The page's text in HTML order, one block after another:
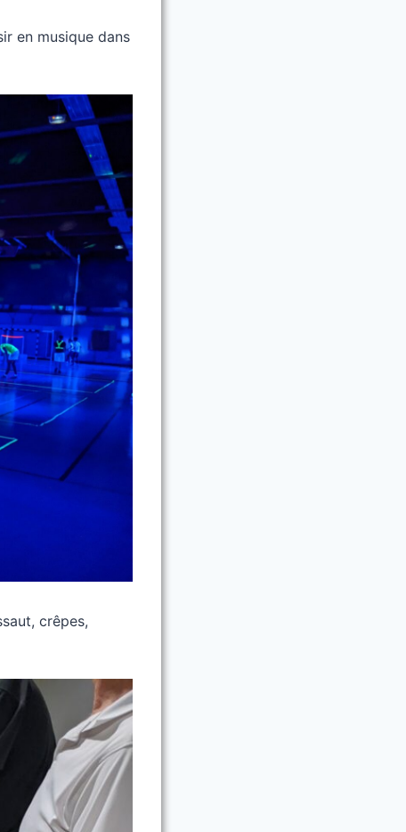
en musique dans
crêpes,